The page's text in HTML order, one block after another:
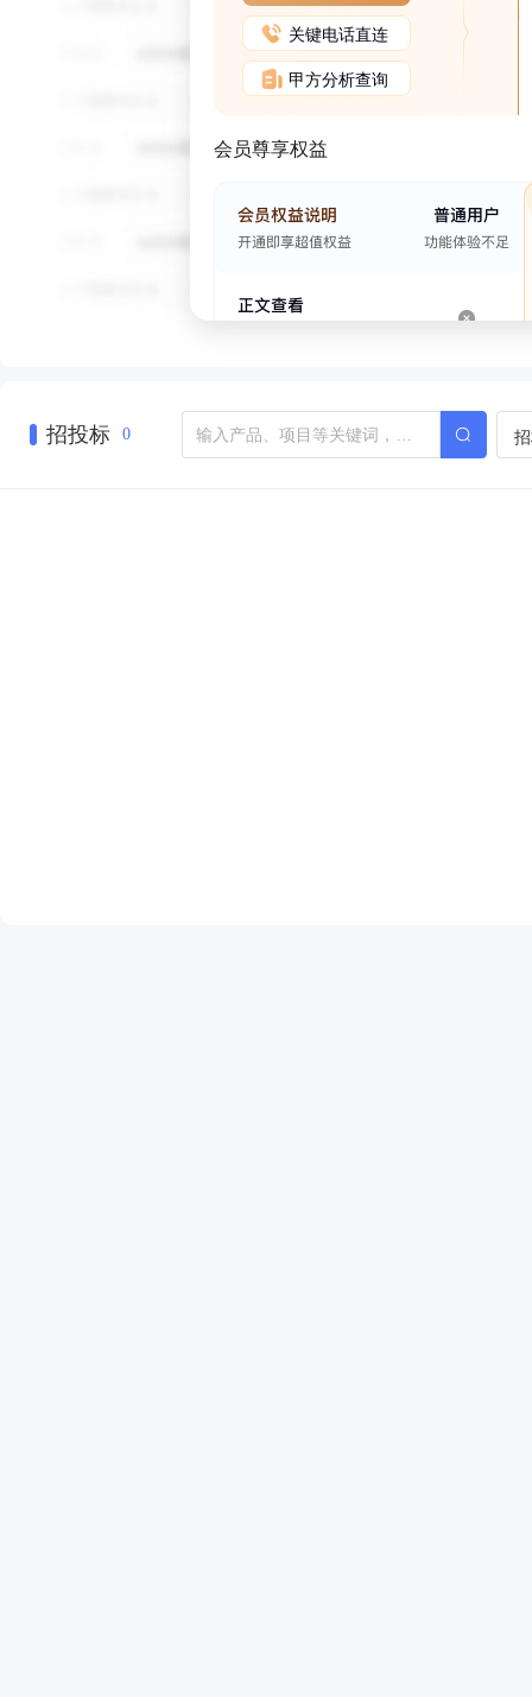
关键电话直连
甲方分析查询
会员尊享权益
招投标 0